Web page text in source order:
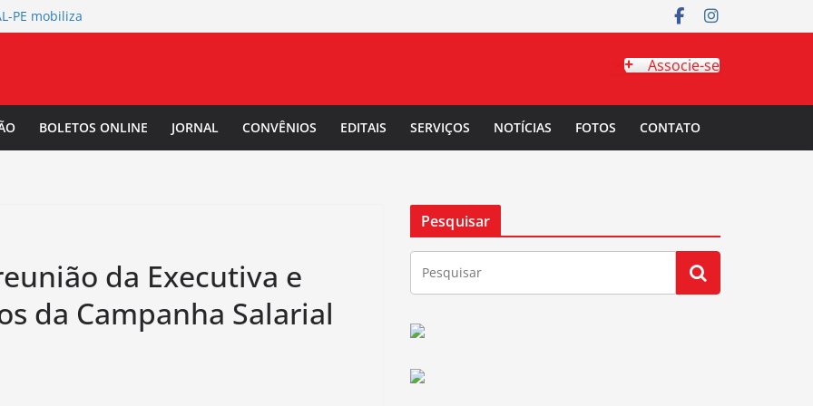
PE mobiliza
abertura
convoca a
Associe-se
BOLETOS ONLINE JORNAL CONVÊNIOS EDITAIS SERVIÇOS NOTÍCIAS FOTOS CONTATO
da Executiva e
da Campanha Salarial
Pesquisar